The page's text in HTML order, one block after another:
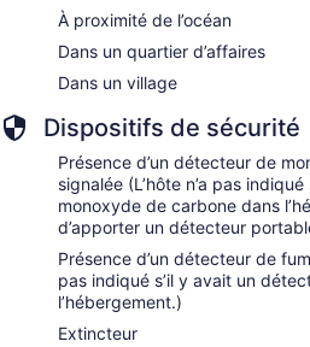
À proximité de l’océan
Dans un quartier d’affaires
Dans un village
Dispositifs de sécurité
Présence d’un détecteur de
signalée (L’hôte n’a pas
monoxyde de carbone dans
d’apporter un détecteur
Présence d’un détecteur de
pas indiqué s’il y avait un
l’hébergement.)
Extincteur